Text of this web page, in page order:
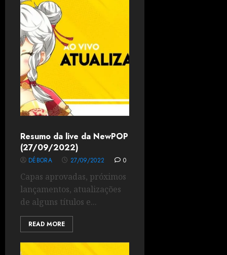
Resumo da live da NewPOP
(27/09/2022)
DÉBORA 27/09/2022 0
Capas aprovadas, próximos
lançamentos, atualizações
de alguns títulos e...
READ MORE